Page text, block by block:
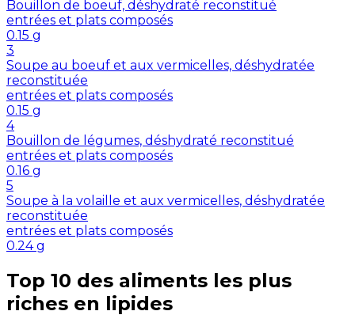
Bouillon de boeuf, déshydraté reconstitué
entrées et plats composés
0.15 g
3
Soupe au boeuf et aux vermicelles, déshydratée
reconstituée
entrées et plats composés
0.15 g
4
Bouillon de légumes, déshydraté reconstitué
entrées et plats composés
0.16 g
5
Soupe à la volaille et aux vermicelles, déshydratée
reconstituée
entrées et plats composés
0.24 g
Top 10 des aliments les plus
riches en lipides